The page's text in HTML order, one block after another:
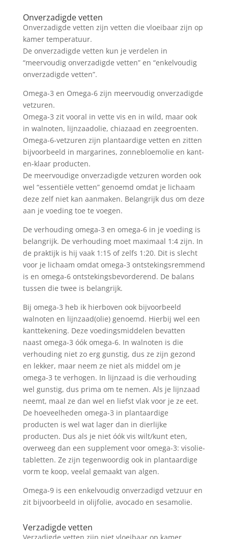
Onverzadigde vetten
Onverzadigde vetten zijn vetten die vloeibaar zijn op
kamer temperatuur.
De onverzadigde vetten kun je verdelen in
“meervoudig onverzadigde vetten” en “enkelvoudig
onverzadigde vetten”.
Omega-3 en Omega-6 zijn meervoudig onverzadigde
vetzuren.
Omega-3 zit vooral in vette vis en in wild, maar ook
in walnoten, lijnzaadolie, chiazaad en zeegroenten.
Omega-6-vetzuren zijn plantaardige vetten en zitten
bijvoorbeeld in margarines, zonnebloemolie en kant-
en-klaar producten.
De meervoudige onverzadigde vetzuren worden ook
wel “essentiële vetten” genoemd omdat je lichaam
deze zelf niet kan aanmaken. Belangrijk dus om deze
aan je voeding toe te voegen.
De verhouding omega-3 en omega-6 in je voeding is
belangrijk. De verhouding moet maximaal 1:4 zijn. In
de praktijk is hij vaak 1:15 of zelfs 1:20. Dit is slecht
voor je lichaam omdat omega-3 ontstekingsremmend
is en omega-6 ontstekingsbevorderend. De balans
tussen die twee is belangrijk.
Bij omega-3 heb ik hierboven ook bijvoorbeeld
walnoten en lijnzaad(olie) genoemd. Hierbij wel een
kanttekening. Deze voedingsmiddelen bevatten
naast omega-3 óók omega-6. In walnoten is die
verhouding niet zo erg gunstig, dus ze zijn gezond
en lekker, maar neem ze niet als middel om je
omega-3 te verhogen. In lijnzaad is die verhouding
wel gunstig, dus prima om te nemen. Als je lijnzaad
neemt, maal ze dan wel en liefst vlak voor je ze eet.
De hoeveelheden omega-3 in plantaardige
producten is wel wat lager dan in dierlijke
producten. Dus als je niet óók vis wilt/kunt eten,
overweeg dan een supplement voor omega-3: visolie-
tabletten. Ze zijn tegenwoordig ook in plantaardige
vorm te koop, veelal gemaakt van algen.
Omega-9 is een enkelvoudig onverzadigd vetzuur en
zit bijvoorbeeld in olijfolie, avocado en sesamolie.
Verzadigde vetten
Verzadigde vetten zijn niet vloeibaar op kamer